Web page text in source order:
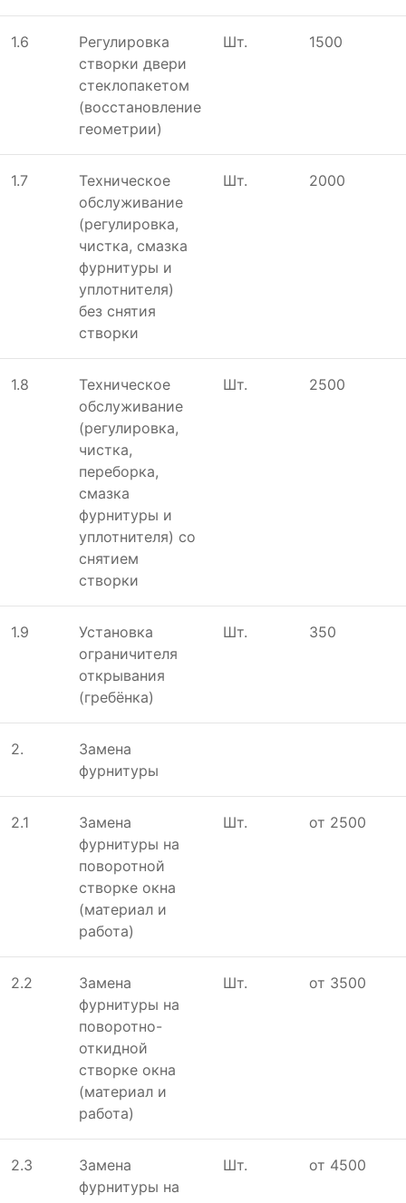
1.6
Регулировка
створки двери
стеклопакетом
(восстановление
геометрии)
Шт. 1500
1.7
Техническое
обслуживание
(регулировка,
чистка, смазка
фурнитуры и
уплотнителя)
без снятия
створки
Шт. 2000
1.8
Техническое
обслуживание
(регулировка,
чистка,
переборка,
смазка
фурнитуры и
уплотнителя) со
снятием
створки
Шт. 2500
1.9
Установка
ограничителя
открывания
(гребёнка)
Шт. 350
2.
Замена
фурнитуры
2.1
Замена
фурнитуры на
поворотной
створке окна
(материал и
работа)
Шт. от 2500
2.2
Замена
фурнитуры на
поворотно-
откидной
створке окна
(материал и
работа)
Шт. от 3500
2.3
Замена
фурнитуры на
Шт. от 4500